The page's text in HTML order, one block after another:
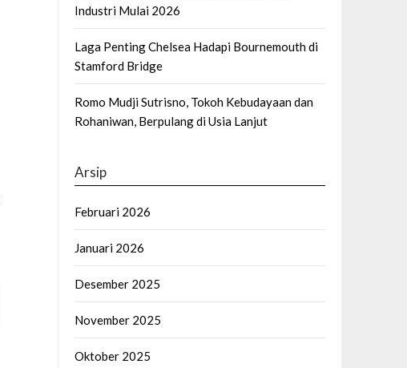
Industri Mulai 2026
Laga Penting Chelsea Hadapi Bournemouth di
Stamford Bridge
Romo Mudji Sutrisno, Tokoh Kebudayaan dan
Rohaniwan, Berpulang di Usia Lanjut
Arsip
Februari 2026
Januari 2026
Desember 2025
November 2025
Oktober 2025